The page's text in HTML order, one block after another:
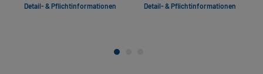
Detail- & Pflichtinformationen Detail- & Pflichtinformationen